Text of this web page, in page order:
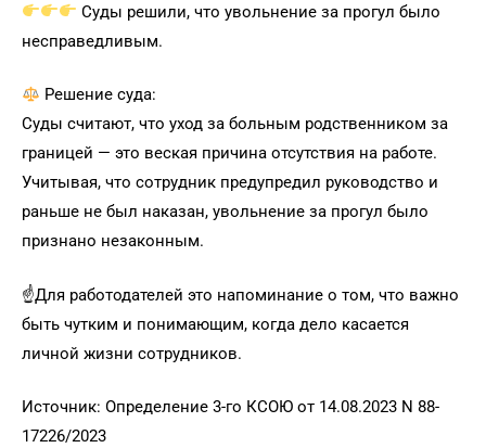
Суды решили, что увольнение за прогул было
несправедливым.
Решение суда:
Суды считают, что уход за больным родственником за
границей — это веская причина отсутствия на работе.
Учитывая, что сотрудник предупредил руководство и
раньше не был наказан, увольнение за прогул было
признано незаконным.
☝️Для работодателей это напоминание о том, что важно
быть чутким и понимающим, когда дело касается
личной жизни сотрудников.
Источник: Определение 3-го КСОЮ от 14.08.2023 N 88-
17226/2023